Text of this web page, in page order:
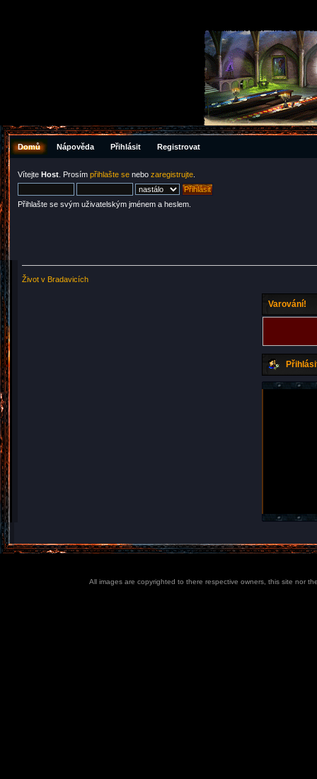
Domů Nápověda Přihlásit Registrovat
Vítejte Host . Prosím přihlašte se nebo zaregistrujte
Přihlašte se svým uživatelským jménem a heslem.
Život v Bradavicích
Varování!
All images are copyrighted to there respective owners, this site nor